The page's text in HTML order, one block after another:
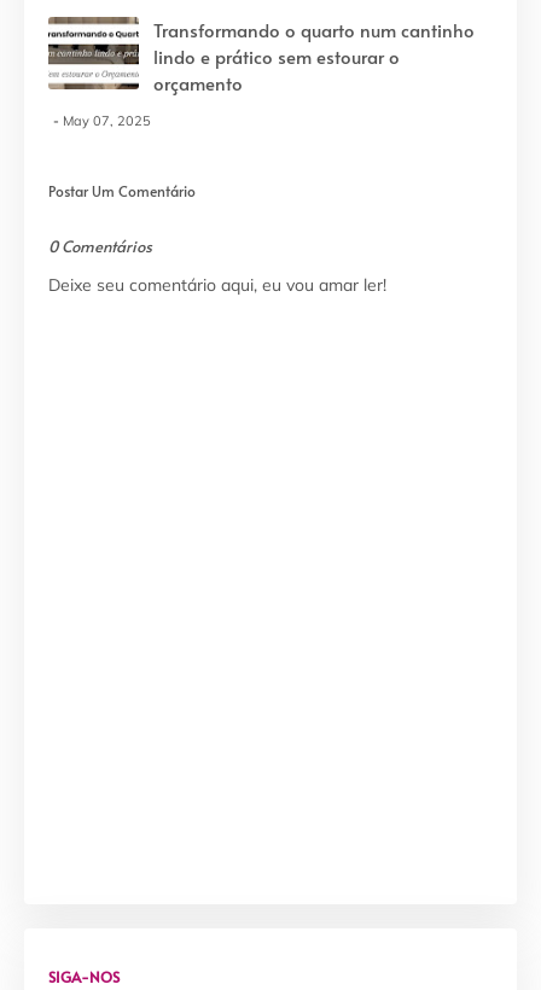
Transformando o quarto num cantinho
lindo e prático sem estourar o
orçamento
May 07, 2025
Postar Um Comentário
0 Comentários
Deixe seu comentário aqui, eu vou amar ler!
SIGA-NOS